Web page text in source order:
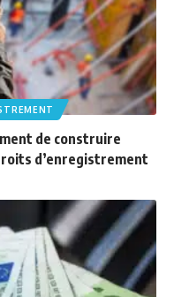
de construire
d’enregistrement